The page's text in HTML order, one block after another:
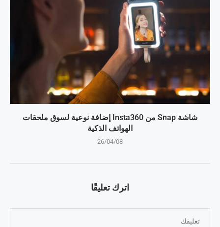
شاشة Snap من Insta360 إضافة نوعية لسوق ملحقات
الهواتف الذكية
26/04/08
اترك تعليقًا